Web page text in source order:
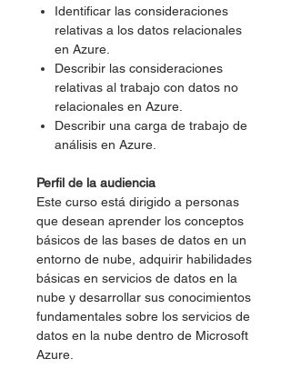
Identificar las consideraciones
relativas a los datos relacionales
en Azure.
Describir las consideraciones
relativas al trabajo con datos no
relacionales en Azure.
Describir una carga de trabajo de
análisis en Azure.
Perfil de la audiencia
Este curso está dirigido a personas
que desean aprender los conceptos
básicos de las bases de datos en un
entorno de nube, adquirir habilidades
básicas en servicios de datos en la
nube y desarrollar sus conocimientos
fundamentales sobre los servicios de
datos en la nube dentro de Microsoft
Azure.